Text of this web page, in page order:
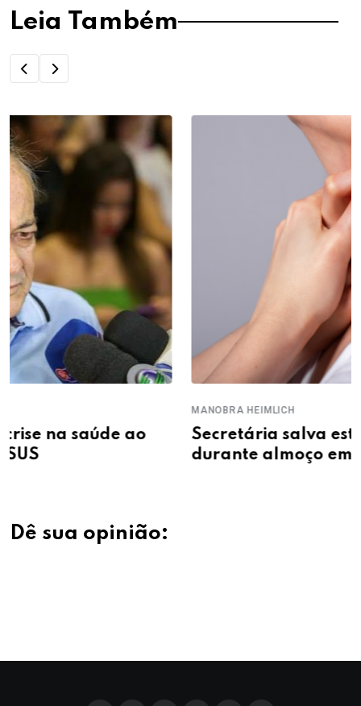
Leia Também
Secretária salva estudante de engasgo
durante almoço em escola de Teresina
Dê sua opinião: